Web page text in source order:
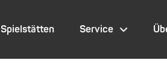
Spielstätten Service